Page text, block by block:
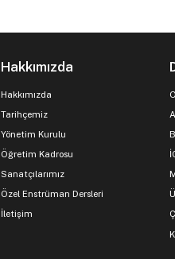
Hakkımızda
Hakkımızda
Tarihçemiz
Yönetim Kurulu
Öğretim Kadrosu
Sanatçılarımız
Özel Enstrüman Dersleri
İletişim